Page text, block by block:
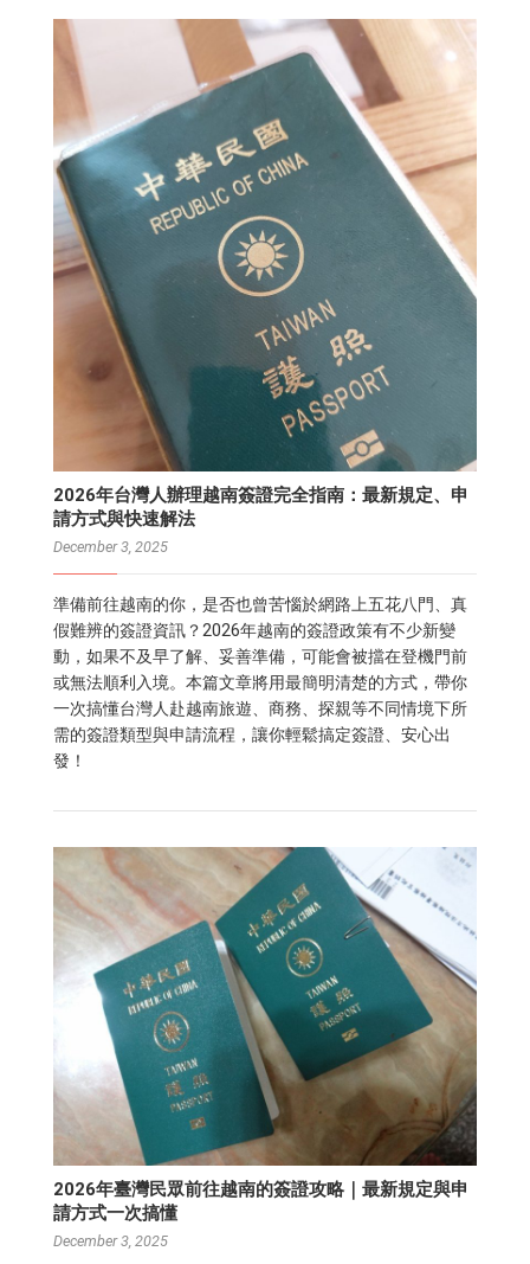
2026年台灣人辦理越南簽證完全指南：最新規定、申
請方式與快速解法
December 3, 2025
準備前往越南的你，是否也曾苦惱於網路上五花八門、真
假難辨的簽證資訊？2026年越南的簽證政策有不少新變
動，如果不及早了解、妥善準備，可能會被擋在登機門前
或無法順利入境。本篇文章將用最簡明清楚的方式，帶你
一次搞懂台灣人赴越南旅遊、商務、探親等不同情境下所
需的簽證類型與申請流程，讓你輕鬆搞定簽證、安心出
發！
2026年臺灣民眾前往越南的簽證攻略｜最新規定與申
請方式一次搞懂
December 3, 2025